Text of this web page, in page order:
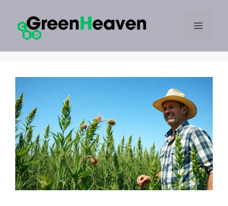
contenu
MENU